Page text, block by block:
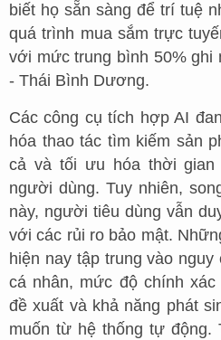
biết họ sẵn sàng để trí tuệ
quá trình mua sắm trực
với mức trung bình 50% ghi
- Thái Bình Dương.
Các công cụ tích hợp AI
hóa thao tác tìm kiếm sản
cả và tối ưu hóa thời gian
người dùng. Tuy nhiên,
này, người tiêu dùng vẫn
với các rủi ro bảo mật.
hiện nay tập trung vào
cá nhân, mức độ chính
đề xuất và khả năng phát
muốn từ hệ thống tự động.